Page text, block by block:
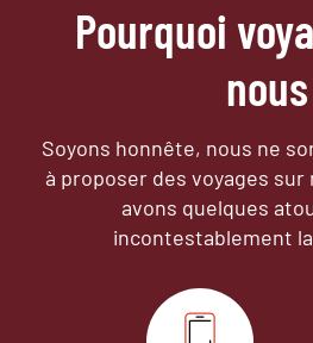
Pourquoi
nous
Soyons honnête, nous ne
à proposer des voyages sur
avons quelques
incontestablement